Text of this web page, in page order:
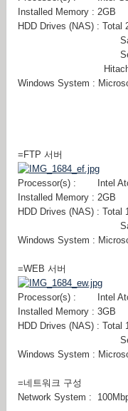
Installed Memory : 2GB
HDD Drives (NAS) : Total
Samsung
Segate
Hitachi
Windows System :
=FTP 서버
Processor(s) : Intel
Installed Memory : 2GB
HDD Drives (NAS) : Total
Samsung
Windows System :
=WEB 서버
Processor(s) : Intel
Installed Memory : 3GB
HDD Drives (NAS) : Total
Segate
Windows System :
=네트워크 구성
Network System :